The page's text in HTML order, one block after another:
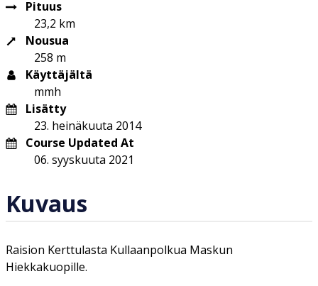
Pituus
23,2 km
Nousua
258 m
Käyttäjältä
mmh
Lisätty
23. heinäkuuta 2014
Course Updated At
06. syyskuuta 2021
Kuvaus
Raision Kerttulasta Kullaanpolkua Maskun
Hiekkakuopille.